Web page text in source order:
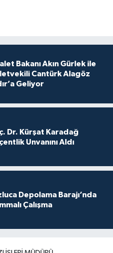
Bakanı Akın Gürlek ile
Cantürk Alagöz
Geliyor
Dr. Kürşat Karadağ
Unvanını Aldı
Depolama Barajı’nda
Çalışma